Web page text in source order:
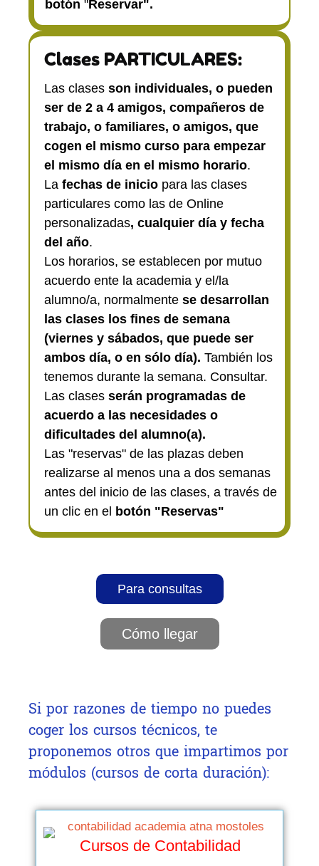
botón "Reservar".
Clases PARTICULARES:
Las clases son individuales, o pueden
ser de 2 a 4 amigos, compañeros de
trabajo, o familiares, o amigos, que
cogen el mismo curso para empezar
el mismo día en el mismo horario.
La fechas de inicio para las clases
particulares como las de Online
personalizadas, cualquier día y fecha
del año.
Los horarios, se establecen por mutuo
acuerdo ente la academia y el/la
alumno/a, normalmente se desarrollan
las clases los fines de semana
(viernes y sábados, que puede ser
ambos día, o en sólo día). También los
tenemos durante la semana. Consultar.
Las clases serán programadas de
acuerdo a las necesidades o
dificultades del alumno(a).
Las "reservas" de las plazas deben
realizarse al menos una a dos semanas
antes del inicio de las clases, a través de
un clic en el botón "Reservas"
Para consultas
Cómo llegar
Si por razones de tiempo no puedes
coger los cursos técnicos, te
proponemos otros que impartimos por
módulos (cursos de corta duración):
Cursos de Contabilidad